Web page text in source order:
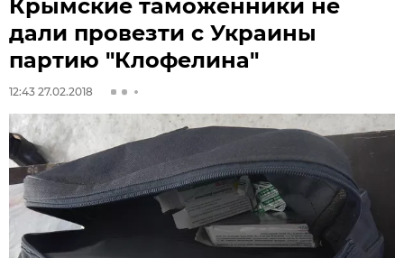
Крымские таможенники не
дали провезти с Украины
партию "Клофелина"
12:43 27.02.2018